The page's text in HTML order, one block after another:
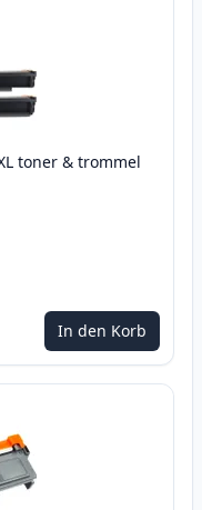
toner & trommel
In den Korb